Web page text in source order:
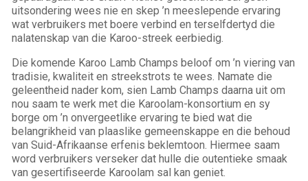
uitsondering wees nie en skep ’n meeslepende ervaring
wat verbruikers met boere verbind en terselfdertyd die
nalatenskap van die Karoo-streek eerbiedig.
Die komende Karoo Lamb Champs beloof om ’n viering van
tradisie, kwaliteit en streekstrots te wees. Namate die
geleentheid nader kom, sien Lamb Champs daarna uit om
nou saam te werk met die Karoolam-konsortium en sy
borge om ’n onvergeetlike ervaring te bied wat die
belangrikheid van plaaslike gemeenskappe en die behoud
van Suid-Afrikaanse erfenis beklemtoon. Hiermee saam
word verbruikers verseker dat hulle die outentieke smaak
van gesertifiseerde Karoolam sal kan geniet.